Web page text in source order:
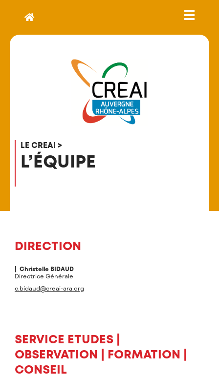
LE CREAI >
L’ÉQUIPE
DIRECTION
| Christelle BIDAUD
Directrice Générale
c.bidaud@creai-ara.org
SERVICE ETUDES |
OBSERVATION | FORMATION |
CONSEIL